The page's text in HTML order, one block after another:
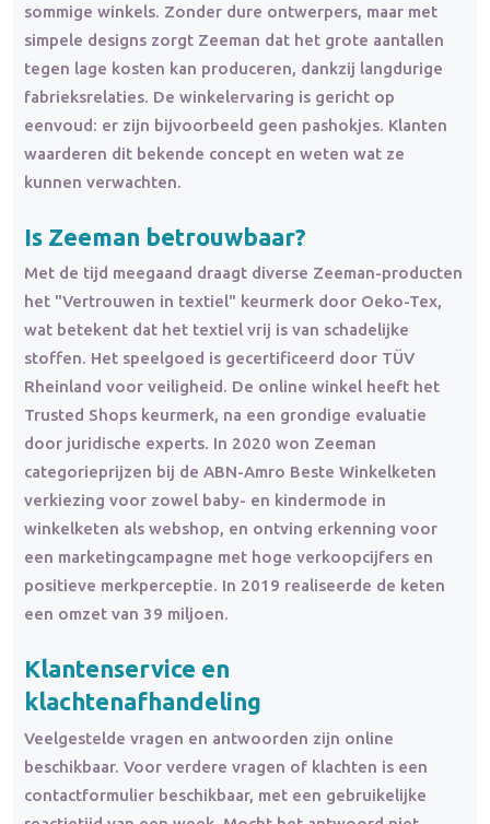
sommige winkels. Zonder dure ontwerpers, maar met
simpele designs zorgt Zeeman dat het grote aantallen
tegen lage kosten kan produceren, dankzij langdurige
fabrieksrelaties. De winkelervaring is gericht op
eenvoud: er zijn bijvoorbeeld geen pashokjes. Klanten
waarderen dit bekende concept en weten wat ze
kunnen verwachten.
Is Zeeman betrouwbaar?
Met de tijd meegaand draagt diverse Zeeman-producten
het "Vertrouwen in textiel" keurmerk door Oeko-Tex,
wat betekent dat het textiel vrij is van schadelijke
stoffen. Het speelgoed is gecertificeerd door TÜV
Rheinland voor veiligheid. De online winkel heeft het
Trusted Shops keurmerk, na een grondige evaluatie
door juridische experts. In 2020 won Zeeman
categorieprijzen bij de ABN-Amro Beste Winkelketen
verkiezing voor zowel baby- en kindermode in
winkelketen als webshop, en ontving erkenning voor
een marketingcampagne met hoge verkoopcijfers en
positieve merkperceptie. In 2019 realiseerde de keten
een omzet van 39 miljoen.
Klantenservice en
klachtenafhandeling
Veelgestelde vragen en antwoorden zijn online
beschikbaar. Voor verdere vragen of klachten is een
contactformulier beschikbaar, met een gebruikelijke